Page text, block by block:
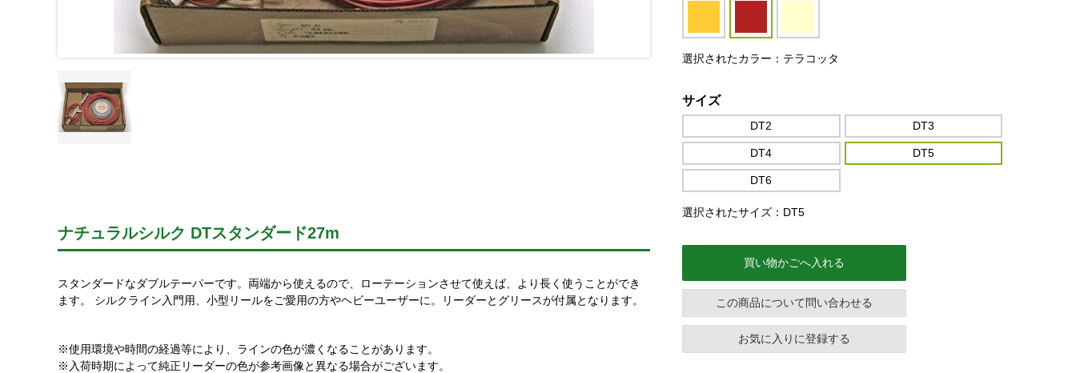
ナチュラルシルク DTスタンダード27m
スタンダードなダブルテーパーです。両端から使えるので、ローテーションさせて使えば、より長く使うことができ
ます。 シルクライン入門用、小型リールをご愛用の方やヘビーユーザーに。リーダーとグリースが付属となります。
※使用環境や時間の経過等により、ラインの色が濃くなることがあります。
※入荷時期によって純正リーダーの色が参考画像と異なる場合がございます。
選択されたカラー：テラコッタ
サイズ
DT2 DT3
DT4 DT5
DT6
選択されたサイズ：DT5
買い物かごへ入れる
この商品について問い合わせる
お気に入りに登録する